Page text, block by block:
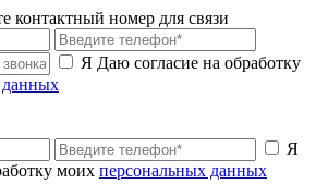
контактный номер для связи
Я Даю согласие на обработку
данных
Я
моих персональных данных